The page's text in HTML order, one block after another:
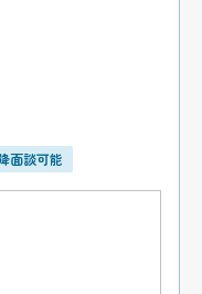
面談可能